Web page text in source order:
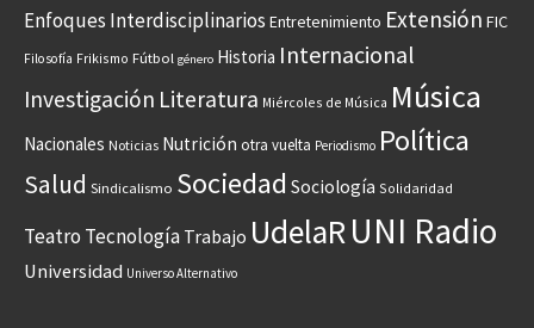
Enfoques Interdisciplinarios Entretenimiento Extensión FIC
Filosofía Frikismo Fútbol género Historia Internacional
Investigación Literatura Miércoles de Música Música
Nacionales Noticias Nutrición otra vuelta Periodismo Política
Salud Sindicalismo Sociedad Sociología Solidaridad
Teatro Tecnología Trabajo UdelaR UNI Radio
Universidad Universo Alternativo